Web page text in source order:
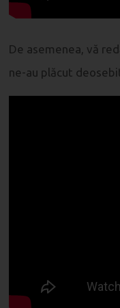
De asemenea, vă
ne-au plăcut